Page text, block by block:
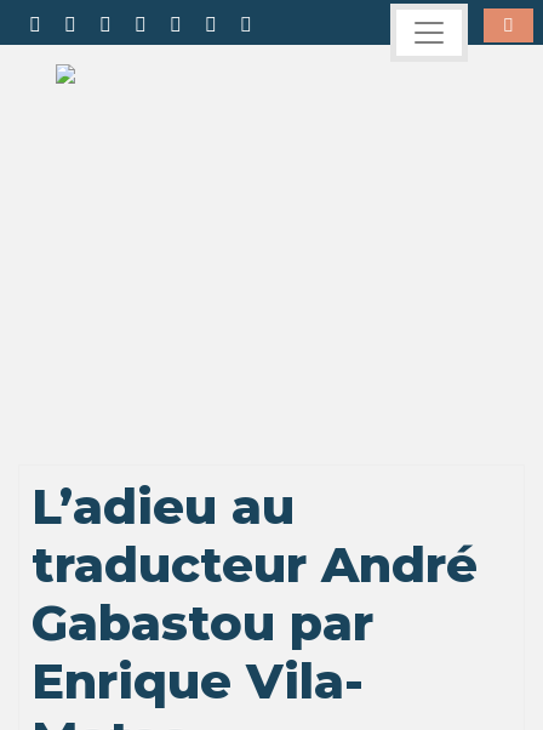
L’adieu au
traducteur André
Gabastou par
Enrique Vila-